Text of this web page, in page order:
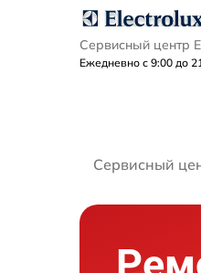
Сервисный центр
Ежедневно с 9:00 до
Сервисный